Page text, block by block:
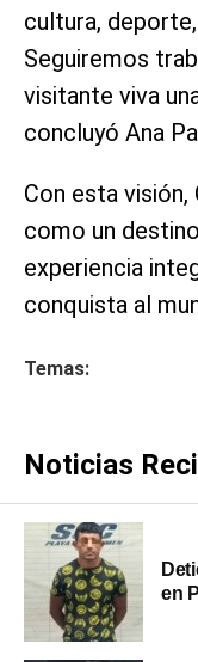
cultura,
Seguiremos
visitante viva
concluyó Ana
Con esta
como un
experiencia
conquista al
Temas:
Noticias
en